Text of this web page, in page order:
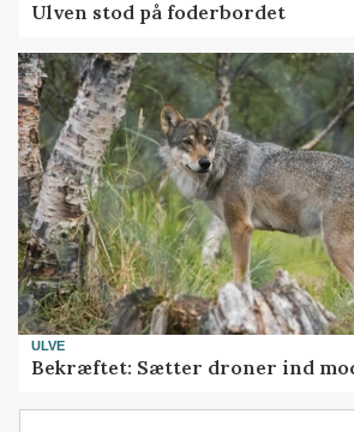
Ulven stod på foderbordet
ULVE
Bekræftet: Sætter droner ind